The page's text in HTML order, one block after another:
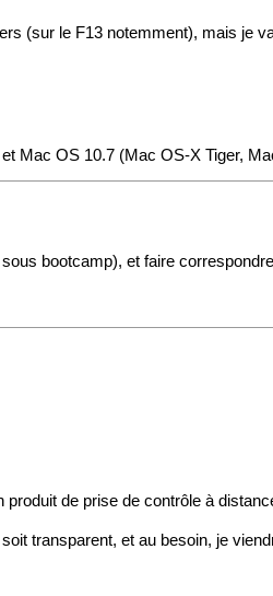
(sur le F13 notemment), mais je
Mac OS 10.7 (Mac OS-X Tiger,
bootcamp), et faire
de prise de contrôle à
transparent, et au besoin, je